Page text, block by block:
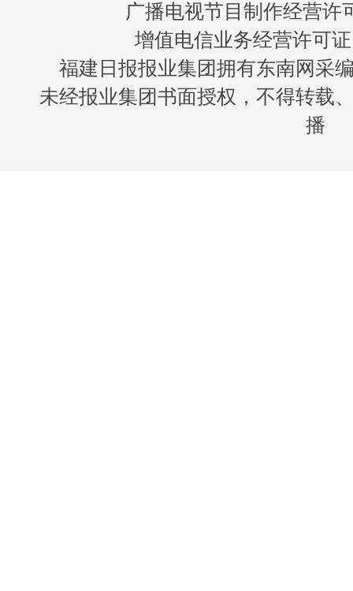
广播电视节目制作经营许
增值电信业务经营许可
福建日报报业集团拥有东南网采
未经报业集团书面授权，不得转载
播